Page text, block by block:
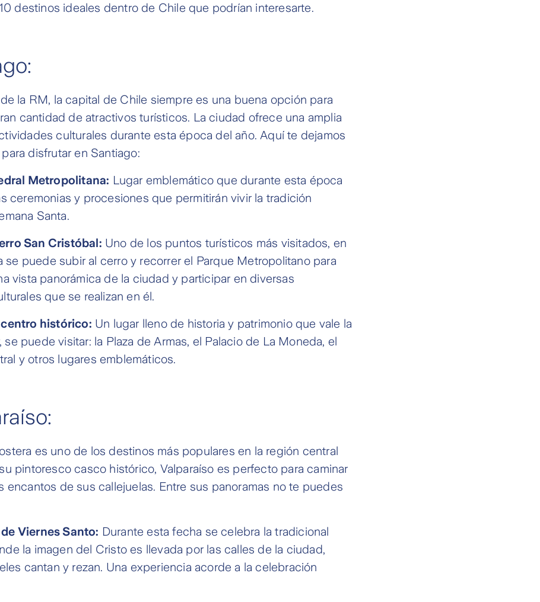
destinos ideales dentro de Chile que podrían interesarte.
la RM, la capital de Chile siempre es una buena opción para
cantidad de atractivos turísticos. La ciudad ofrece una amplia
culturales durante esta época del año. Aquí te dejamos
disfrutar en Santiago:
Metropolitana: Lugar emblemático que durante esta época
ceremonias y procesiones que permitirán vivir la tradición
Santa.
San Cristóbal: Uno de los puntos turísticos más visitados, en
se puede subir al cerro y recorrer el Parque Metropolitano para
vista panorámica de la ciudad y participar en diversas
que se realizan en él.
centro histórico: Un lugar lleno de historia y patrimonio que vale la
se puede visitar: la Plaza de Armas, el Palacio de La Moneda, el
y otros lugares emblemáticos.
es uno de los destinos más populares en la región central
pintoresco casco histórico, Valparaíso es perfecto para caminar
encantos de sus callejuelas. Entre sus panoramas no te puedes
Viernes Santo: Durante esta fecha se celebra la tradicional
la imagen del Cristo es llevada por las calles de la ciudad,
cantan y rezan. Una experiencia acorde a la celebración